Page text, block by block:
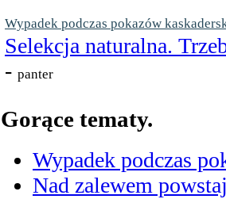
Wypadek podczas pokazów
Selekcja naturalna.
- panter
Gorące tematy.
Wypadek podczas
Nad zalewem